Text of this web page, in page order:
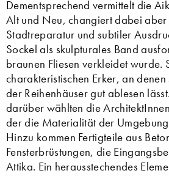
Dementsprechend vermittelt die
Alt und Neu, changiert dabei aber
Stadtreparatur und subtiler
Sockel als skulpturales Band
braunen Fliesen verkleidet wurde.
charakteristischen Erker, an
der Reihenhäuser gut ablesen
darüber wählten die
der die Materialität der
Hinzu kommen Fertigteile aus
Fensterbrüstungen, die
Attika. Ein herausstechendes